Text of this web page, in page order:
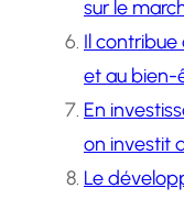
sur le
Il contribue
et au bien-
En
on investit
Le